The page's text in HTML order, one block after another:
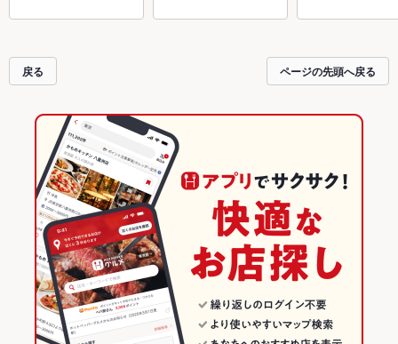
戻る ページの先頭へ戻る